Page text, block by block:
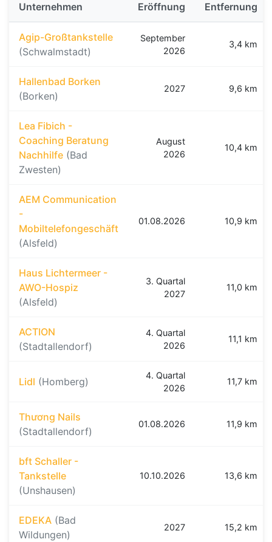
Unternehmen
Eröffnung Entfernung
Agip-Großtankstelle
(Schwalmstadt)
September
2026
3,4 km
Hallenbad Borken
(Borken)
2027 9,6 km
Lea Fibich -
Coaching Beratung
Nachhilfe (Bad
Zwesten)
August
2026
10,4 km
AEM Communication
-
Mobiltelefongeschäft
(Alsfeld)
01.08.2026 10,9 km
Haus Lichtermeer -
AWO-Hospiz
(Alsfeld)
3. Quartal
2027
11,0 km
ACTION
(Stadtallendorf)
4. Quartal
2026
11,1 km
Lidl (Homberg)
4. Quartal
2026
11,7 km
Thương Nails
(Stadtallendorf)
01.08.2026 11,9 km
bft Schaller -
Tankstelle
(Unshausen)
10.10.2026 13,6 km
EDEKA (Bad
Wildungen)
2027 15,2 km